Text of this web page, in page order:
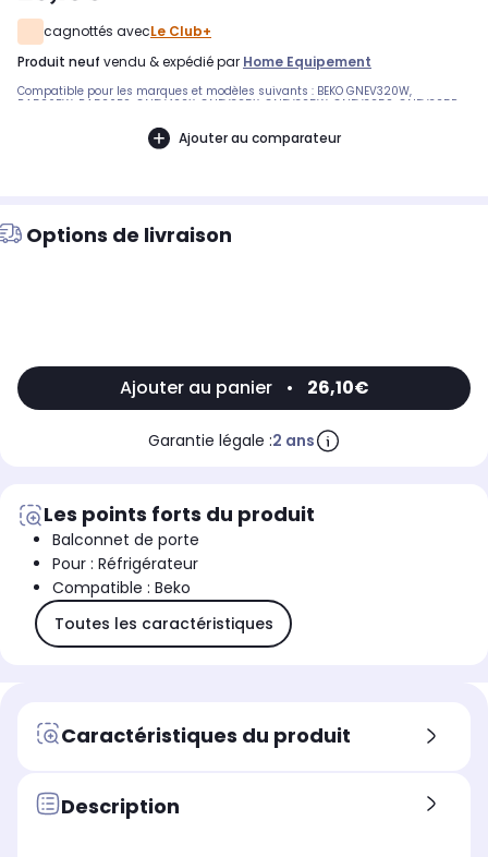
cagnottés avecLe Club+
produit neuf vendu & expédié par Home Equipement
Compatible pour les marques et modèles suivants : BEKO GNEV320W,
RA526BW, RA526BS, GNEV422X, GNEV325X, GNEV325W, GNEV325S, GNEV325P,
GNEV220S, GNE35720X, GNE35720P, GNE35714S, GNE25814W, CERA526BWAP
Référence commerciale de l’article : Non CommuniquéDésignation
Ajouter au comparateur
Options de livraison
Ajouter au panier • 26,10€
Garantie légale :2 ans
Les points forts du produit
Balconnet de porte
Pour : Réfrigérateur
Compatible : Beko
Toutes les caractéristiques
Caractéristiques du produit
Description